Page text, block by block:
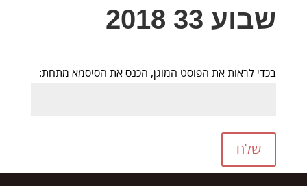
שבוע 33 2018
בכדי לראות את הפוסט המוגן, הכנס את הסיסמא מתחת:
שלח